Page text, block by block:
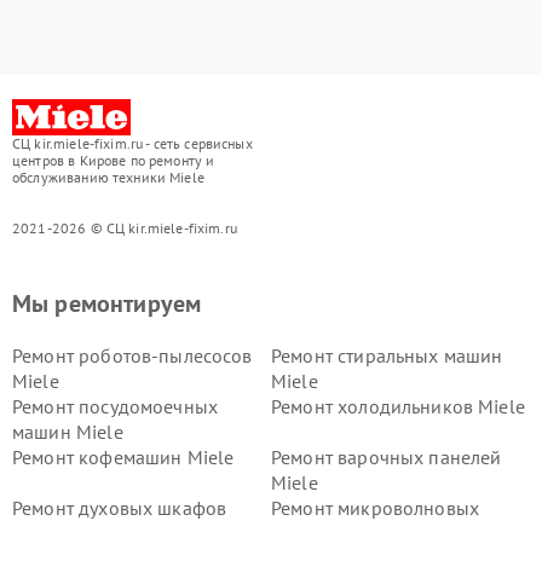
СЦ kir.miele-fixim.ru - сеть сервисных
центров в Кирове по ремонту и
обслуживанию техники Miele
2021-2026 © СЦ kir.miele-fixim.ru
Мы ремонтируем
Ремонт роботов-пылесосов
Miele
Ремонт стиральных машин
Miele
Ремонт посудомоечных
машин Miele
Ремонт холодильников Miele
Ремонт кофемашин Miele
Ремонт варочных панелей
Miele
Ремонт духовых шкафов
Ремонт микроволновых